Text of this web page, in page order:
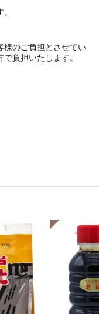
。
様のご負担とさせてい
負担いたします。